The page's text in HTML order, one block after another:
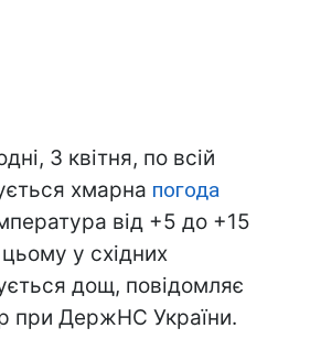
3 квітня, по всій
хмарна погода
від +5 до +15
у східних
дощ, повідомляє
при ДержНС України.